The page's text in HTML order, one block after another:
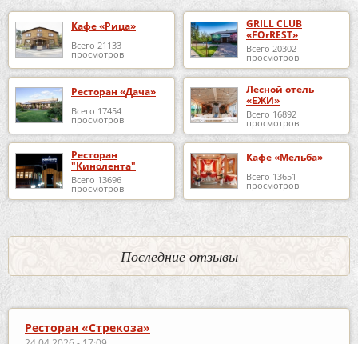
Кафе «Рица»
Всего 21133
просмотров
GRILL CLUB
«FOrREST»
Всего 20302
просмотров
Ресторан «Дача»
Всего 17454
просмотров
Лесной отель
«ЕЖИ»
Всего 16892
просмотров
Ресторан
"Кинолента"
Всего 13696
просмотров
Кафе «Мельба»
Всего 13651
просмотров
Последние отзывы
Ресторан «Стрекоза»